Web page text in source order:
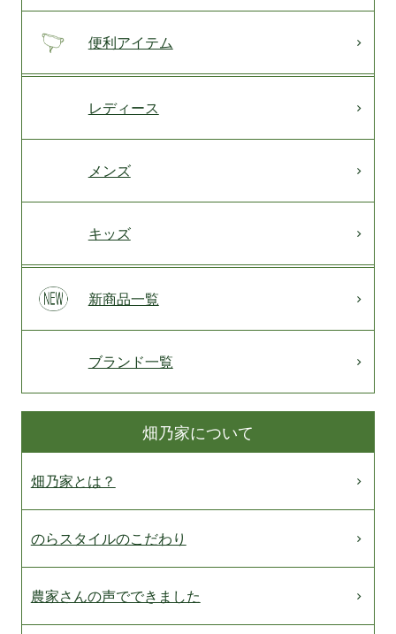
便利アイテム
レディース
メンズ
キッズ
新商品一覧
ブランド一覧
畑乃家について
畑乃家とは？
のらスタイルのこだわり
農家さんの声でできました